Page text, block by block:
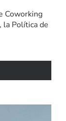
Coworking
, la Política de